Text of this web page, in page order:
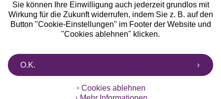
Sie können Ihre Einwilligung auch jederzeit grundlos mit
Wirkung für die Zukunft widerrufen, indem Sie z. B. auf den
Button "Cookie-Einstellungen" im Footer der Website und
"Cookies ablehnen" klicken.
O.K.
Cookies ablehnen